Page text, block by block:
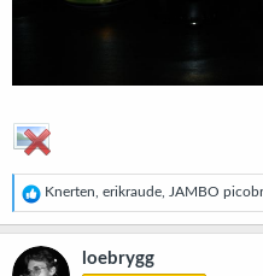
R
e
a
k
s
Knerten erikraude JAMBO
loebrygg